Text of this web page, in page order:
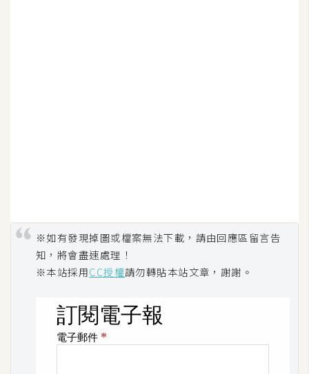
※如有發現掉圖或檔案無法下載，請由回應區留言告
知，將會盡速處理！
※本站採用CC授權請勿轉貼本站文章，謝謝。